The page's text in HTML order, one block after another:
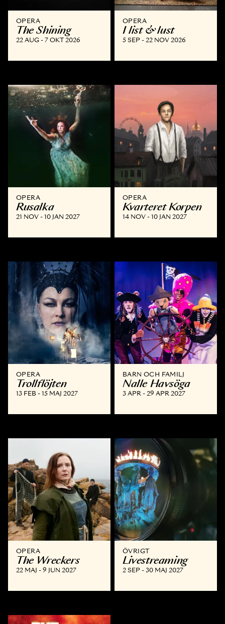
OPERA
The Shining
22 AUG - 7 OKT 2026
OPERA
I list & lust
5 SEP - 22 NOV 2026
OPERA
Rusalka
21 NOV - 10 JAN 2027
OPERA
Kvarteret Korpen
14 NOV - 10 JAN 2027
OPERA
Trollflöjten
13 FEB - 15 MAJ 2027
BARN OCH FAMILJ
Nalle Havsöga
3 APR - 29 APR 2027
OPERA
The Wreckers
22 MAJ - 9 JUN 2027
ÖVRIGT
Livestreaming
2 SEP - 30 MAJ 2027